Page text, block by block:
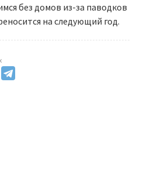
без домов из-за паводков
на следующий год.